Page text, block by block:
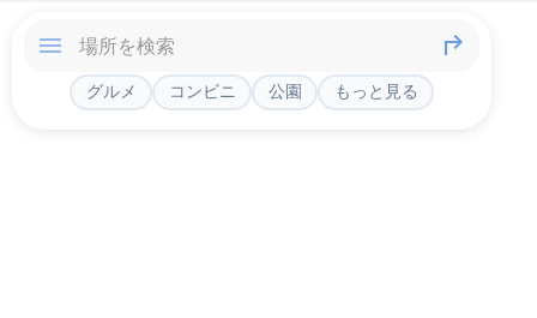
グルメ コンビニ 公園 もっと見る